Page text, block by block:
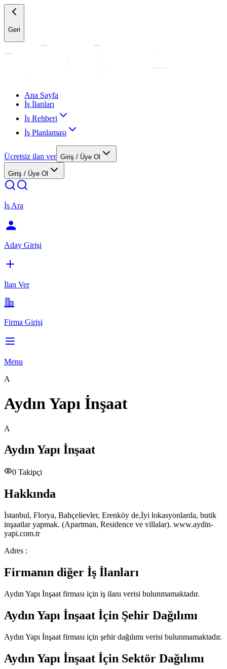
Geri
Ana Sayfa
İş İlanları
İş Rehberi
İş Planlaması
Ücretsiz ilan ver Giriş / Üye Ol
Giriş / Üye Ol
İş Ara
Aday Girişi
İlan Ver
Firma Girişi
Menu
A
Aydın Yapı İnşaat
A
Aydın Yapı İnşaat
0 Takipçi
Hakkında
İstanbul, Florya, Bahçelievler, Erenköy de,İyi lokasyonlarda, butik
inşaatlar yapmak. (Apartman, Residence ve villalar). www.aydin-
yapi.com.tr
Adres :
Firmanın diğer İş İlanları
Aydın Yapı İnşaat firması için iş ilanı verisi bulunmamaktadır.
Aydın Yapı İnşaat İçin Şehir Dağılımı
Aydın Yapı İnşaat firması için şehir dağılımı verisi bulunmamaktadır.
Aydın Yapı İnşaat İçin Sektör Dağılımı